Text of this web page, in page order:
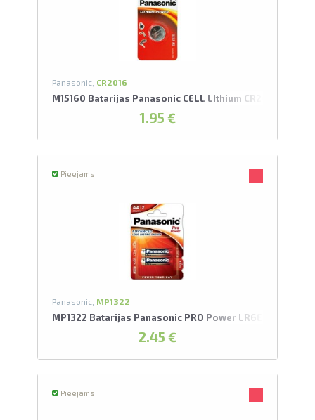
Panasonic, CR2016
M15160 Batarijas Panasonic CELL LIthium CR2016
1.95 €
Pieejams
Panasonic, MP1322
MP1322 Batarijas Panasonic PRO Power LR6EE/2BP
2.45 €
Pieejams